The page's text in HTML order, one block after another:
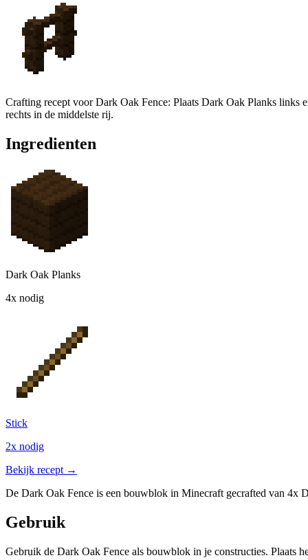
Crafting recept voor Dark Oak Fence: Plaats Dark Oak Planks links
rechts in de middelste rij.
Ingredienten
Dark Oak Planks
4x nodig
Stick
2x nodig
Bekijk recept →
De Dark Oak Fence is een bouwblok in Minecraft gecrafted van 4x
Gebruik
Gebruik de Dark Oak Fence als bouwblok in je constructies. Plaats